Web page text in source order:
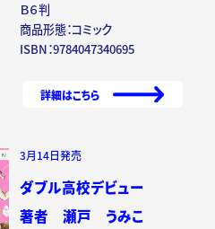
Ｂ６判
商品形態：コミック
ISBN：9784047340695
詳細はこちら
3月14日発売
ダブル高校デビュー
著者 瀬戸 うみこ